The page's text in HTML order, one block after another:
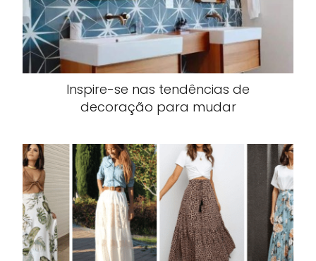
Inspire-se nas tendências de
decoração para mudar